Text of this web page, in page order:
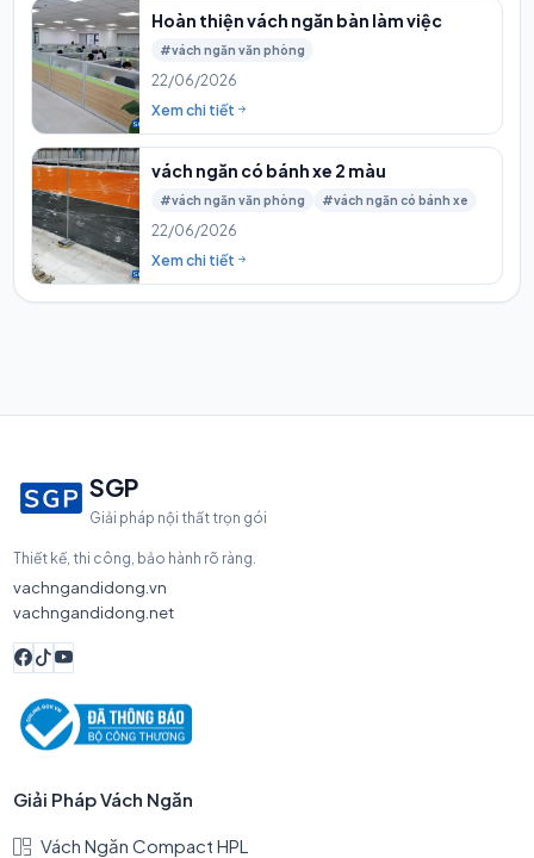
Hoàn thiện vách ngăn bàn làm việc
#vách ngăn văn phòng
22/06/2026
Xem chi tiết
vách ngăn có bánh xe 2 màu
#vách ngăn văn phòng #vách ngăn có bánh xe
22/06/2026
Xem chi tiết
SGP
Giải pháp nội thất trọn gói
Thiết kế, thi công, bảo hành rõ ràng.
vachngandidong.vn
vachngandidong.net
Giải Pháp Vách Ngăn
Vách Ngăn Compact HPL